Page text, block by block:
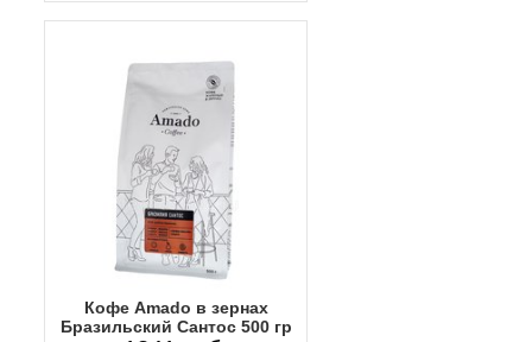
Кофе Amado в зернах
Бразильский Сантос 500 гр